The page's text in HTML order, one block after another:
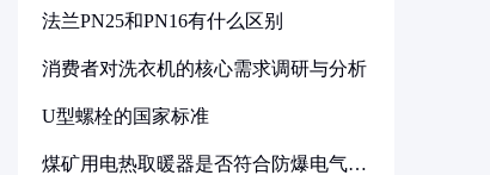
法兰PN25和PN16有什么区别
消费者对洗衣机的核心需求调研与分析
U型螺栓的国家标准
煤矿用电热取暖器是否符合防爆电气设